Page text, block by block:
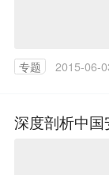
专题 2015-06-
深度剖析中